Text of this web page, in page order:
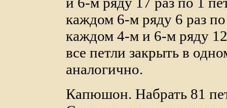
каждом 6-м ряду 6 раз
каждом 4-м и 6-м ряду
все петли закрыть в
аналогично.
Капюшон. Набрать 81